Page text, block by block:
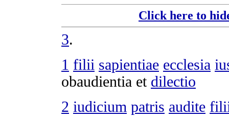
Click here to
3.
1 filii sapientiae ecclesia
obaudientia et dilectio
2 iudicium patris audite